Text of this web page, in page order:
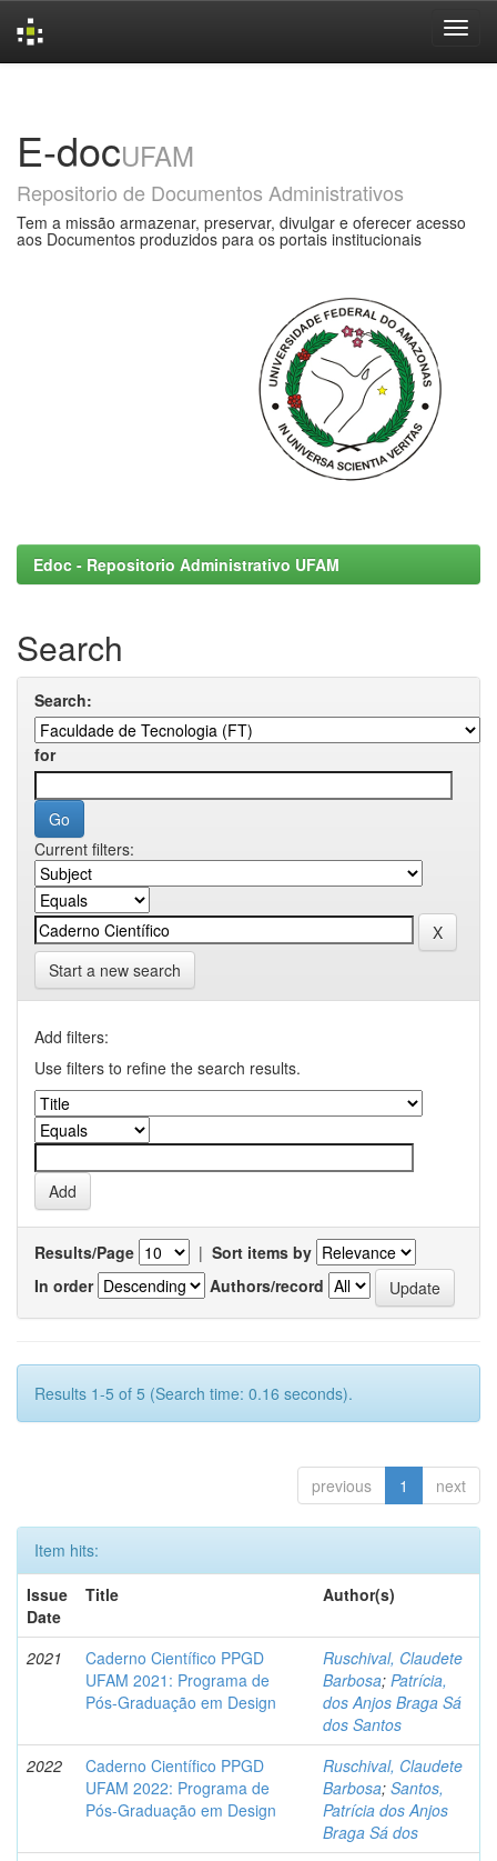
E-docUFAM
Repositorio de Documentos Administrativos
Tem a missão armazenar, preservar, divulgar e oferecer acesso
aos Documentos produzidos para os portais institucionais
Edoc - Repositorio Administrativo UFAM
Search
Search:
for
Current filters:
Start a new search
Add filters:
Use filters to refine the search results.
Results/Page | Sort items by
In order
Authors/record
Results 1-5 of 5 (Search time: 0.16 seconds).
previous 1 next
Item hits:
Issue
Date
Title Author(s)
2021
Caderno Científico PPGD
UFAM 2021: Programa de
Pós-Graduação em Design
Ruschival, Claudete
Barbosa; Patrícia,
dos Anjos Braga Sá
dos Santos
2022
Caderno Científico PPGD
UFAM 2022: Programa de
Pós-Graduação em Design
Ruschival, Claudete
Barbosa; Santos,
Patrícia dos Anjos
Braga Sá dos